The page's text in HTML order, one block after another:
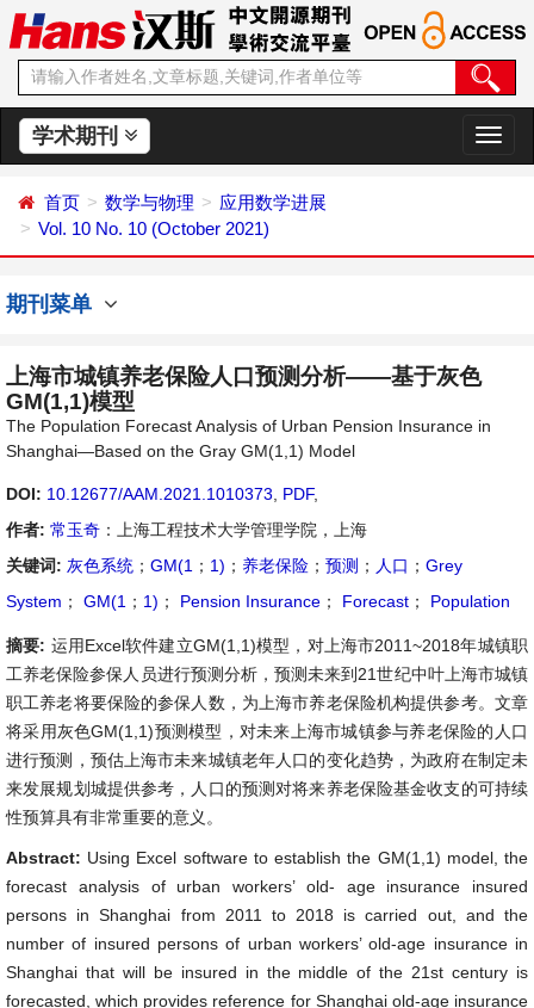
学术期刊
切
换
首页 数学与物理
应用数学进展
Vol. 10 No. 10 (October 2021)
期刊菜单
上海市城镇养老保险人口预测分析——基于灰色
GM(1,1)模型
The Population Forecast Analysis of Urban Pension Insurance in
Shanghai—Based on the Gray GM(1,1) Model
DOI: 10.12677/AAM.2021.1010373 PDF,
作者: 常玉奇 ：上海工程技术大学管理学院，上海
关键词: 灰色系统 ； GM(1 ； 1) ； 养老保险 ； 预测 ； 人口 ； Grey
System ； GM(1 ； 1) ； Pension Insurance ； Forecast ； Population
摘要: 运用Excel软件建立GM(1,1)模型，对上海市2011~2018年城镇职
工养老保险参保人员进行预测分析，预测未来到21世纪中叶上海市城镇
职工养老将要保险的参保人数，为上海市养老保险机构提供参考。文章
将采用灰色GM(1,1)预测模型，对未来上海市城镇参与养老保险的人口
进行预测，预估上海市未来城镇老年人口的变化趋势，为政府在制定未
来发展规划城提供参考，人口的预测对将来养老保险基金收支的可持续
性预算具有非常重要的意义。
Abstract: Using Excel software to establish the GM(1,1) model, the
forecast analysis of urban workers’ old- age insurance insured
persons in Shanghai from 2011 to 2018 is carried out, and the
number of insured persons of urban workers’ old-age insurance in
Shanghai that will be insured in the middle of the 21st century is
forecasted, which provides reference for Shanghai old-age insurance